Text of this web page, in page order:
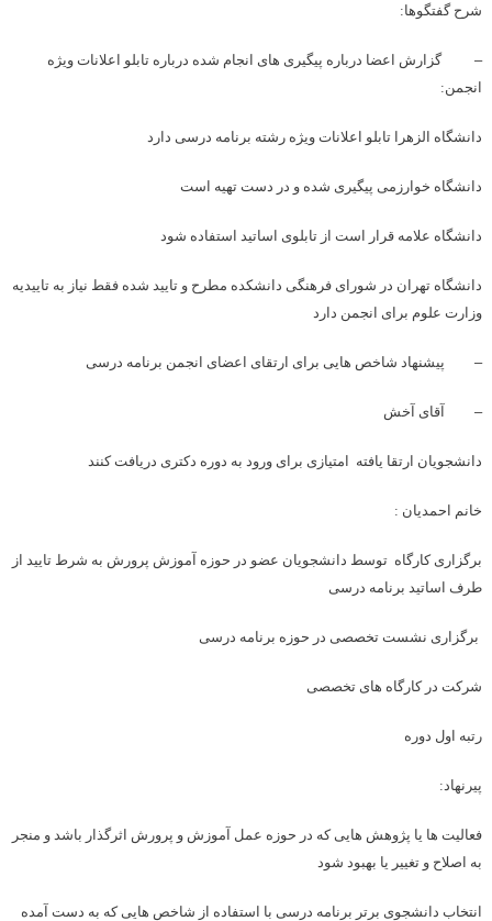
شرح گفتگوها:
–گزارش اعضا درباره پیگیری های انجام شده درباره تابلو اعلانات ویژه
انجمن:
دانشگاه الزهرا تابلو اعلانات ویژه رشته برنامه درسی دارد
دانشگاه خوارزمی پیگیری شده و در دست تهیه است
دانشگاه علامه قرار است از تابلوی اساتید استفاده شود
دانشگاه تهران در شورای فرهنگی دانشکده مطرح و تایید شده فقط نیاز به تاییدیه
وزارت علوم برای انجمن دارد
– پیشنهاد شاخص هایی برای ارتقای اعضای انجمن برنامه درسی
– آقای آخش
دانشجویان ارتقا یافته امتیازی برای ورود به دوره دکتری دریافت کنند
خانم احمدیان :
برگزاری کارگاه توسط دانشجویان عضو در حوزه آموزش پرورش به شرط تایید از
طرف اساتید برنامه درسی
برگزاری نشست تخصصی در حوزه برنامه درسی
شرکت در کارگاه های تخصصی
رتبه اول دوره
پیرنهاد:
فعالیت ها یا پژوهش هایی که در حوزه عمل آموزش و پرورش اثرگذار باشد و منجر
به اصلاح و تغییر یا بهبود شود
انتخاب دانشجوی برتر برنامه درسی با استفاده از شاخص هایی که به دست آمده